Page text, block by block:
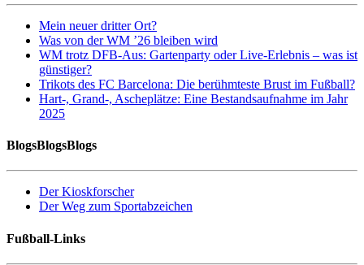
Mein neuer dritter Ort?
Was von der WM ’26 bleiben wird
WM trotz DFB-Aus: Gartenparty oder Live-Erlebnis – was ist
günstiger?
Trikots des FC Barcelona: Die berühmteste Brust im Fußball?
Hart-, Grand-, Ascheplätze: Eine Bestandsaufnahme im Jahr
2025
BlogsBlogsBlogs
Der Kioskforscher
Der Weg zum Sportabzeichen
Fußball-Links